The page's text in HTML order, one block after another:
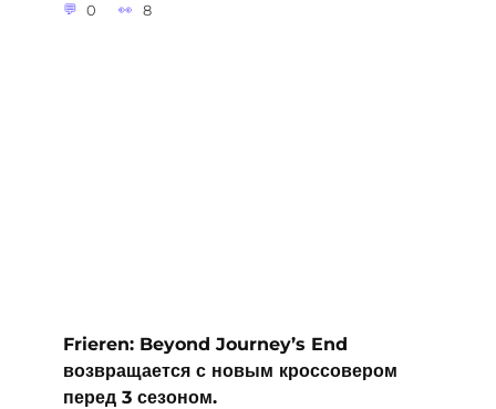
0 8
Frieren: Beyond Journey’s End
возвращается с новым кроссовером
перед 3 сезоном.